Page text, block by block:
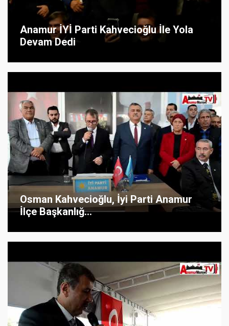
Anamur İYİ Parti Kahvecioğlu İle Yola
Devam Dedi
Osman Kahvecioğlu, İyi Parti Anamur
İlçe Başkanlığ...